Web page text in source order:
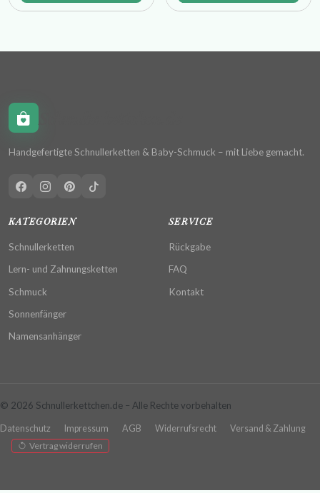
Handgefertigte Schnullerketten & Baby-Schmuck – mit Liebe gemacht.
KATEGORIEN
Schnullerketten
Lern- und Zahnungsketten
Schmuck
Sonnenfänger
Namensanhänger
SERVICE
Rückgabe
FAQ
Kontakt
© 2026 Schnullerkettchen.de – Alle Rechte vorbehalten
Datenschutz Impressum AGB Widerrufsrecht
Versand & Zahlung
Vertrag widerrufen